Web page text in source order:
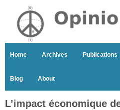
Home Archives Publications
Blog About
L’impact économique